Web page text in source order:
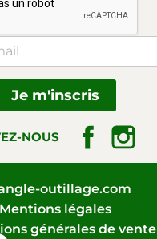
NOUS Facebook
outillage.com
Mentions légales
générales de vente